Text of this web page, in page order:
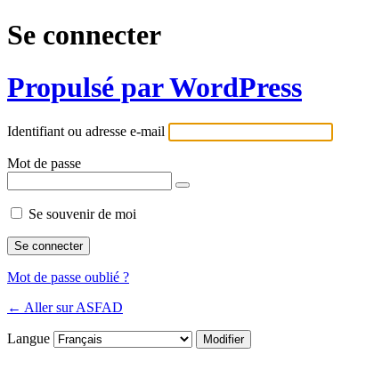
Se connecter
Propulsé par WordPress
Identifiant ou adresse e-mail
Mot de passe
Se souvenir de moi
Mot de passe oublié ?
← Aller sur ASFAD
Langue